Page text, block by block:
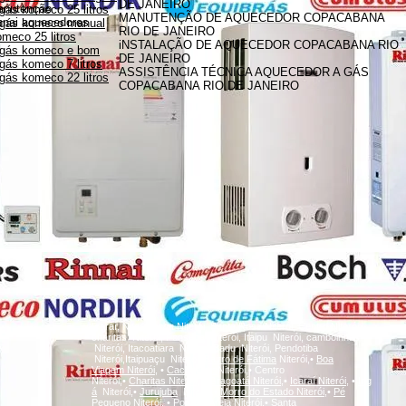
komeco 25 litros
komeco manual
25 litros
komeco e bom
komeco 7 litros
komeco 22 litros
DE JANEIRO
MANUTENÇÃO DE AQUECEDOR COPACABANA
RIO DE JANEIRO
iNSTALAÇÃO DE AQUECEDOR COPACABANA RIO
DE JANEIRO
ASSISTÊNCIA TÉCNICA AQUECEDOR A GÁS
COPACABANA RIO DE JANEIRO
aquecedores
Icaraí, Niterói, ingaNiterói, Santa Rosa Niterói, Centro Niterói,
charitas Niterói, Fonseca Niterói, Itaipu Niterói, camboinhas
Niterói, Itacoatiara Niterói, Badu Niterói, Pendotiba
Niterói,Itaipuaçu Niterói,
Bairro de Fátima Niterói,• Boa
Viagem Niterói, • Cachoeiras
Niterói,• Centro
Niterói,• Charitas Niterói, Gragoatá Niterói, • IcaraíNiterói, •
Ing
á Niterói,• Jurujuba Niterói,• Morro do Estado Niterói, • Pé
Pequeno Niterói,• Ponta d'AreiaNiterói, • Santa